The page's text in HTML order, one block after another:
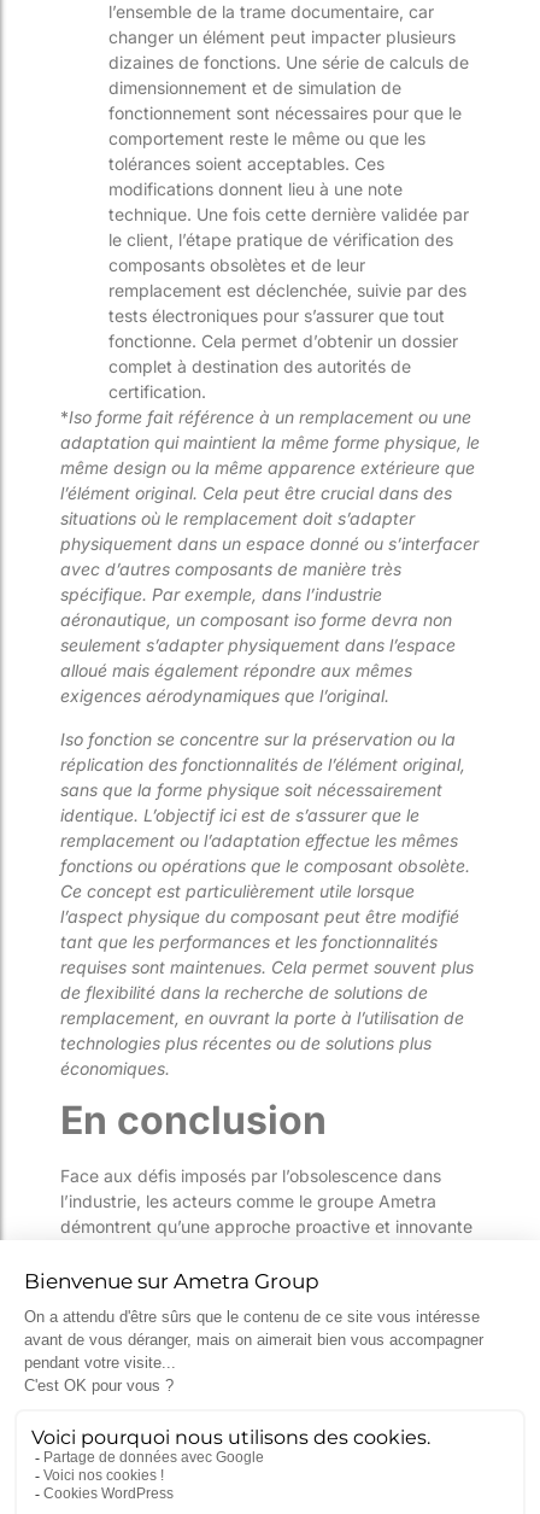
l’ensemble de la trame documentaire, car
changer un élément peut impacter plusieurs
dizaines de fonctions. Une série de calculs de
dimensionnement et de simulation de
fonctionnement sont nécessaires pour que le
comportement reste le même ou que les
tolérances soient acceptables. Ces
modifications donnent lieu à une note
technique. Une fois cette dernière validée par
le client, l’étape pratique de vérification des
composants obsolètes et de leur
remplacement est déclenchée, suivie par des
tests électroniques pour s’assurer que tout
fonctionne. Cela permet d’obtenir un dossier
complet à destination des autorités de
certification.
*Iso forme fait référence à un remplacement ou une
adaptation qui maintient la même forme physique, le
même design ou la même apparence extérieure que
l’élément original. Cela peut être crucial dans des
situations où le remplacement doit s’adapter
physiquement dans un espace donné ou s’interfacer
avec d’autres composants de manière très
spécifique. Par exemple, dans l’industrie
aéronautique, un composant iso forme devra non
seulement s’adapter physiquement dans l’espace
alloué mais également répondre aux mêmes
exigences aérodynamiques que l’original.
Iso fonction se concentre sur la préservation ou la
réplication des fonctionnalités de l’élément original,
sans que la forme physique soit nécessairement
identique. L’objectif ici est de s’assurer que le
remplacement ou l’adaptation effectue les mêmes
fonctions ou opérations que le composant obsolète.
Ce concept est particulièrement utile lorsque
l’aspect physique du composant peut être modifié
tant que les performances et les fonctionnalités
requises sont maintenues. Cela permet souvent plus
de flexibilité dans la recherche de solutions de
remplacement, en ouvrant la porte à l’utilisation de
technologies plus récentes ou de solutions plus
économiques.
En conclusion
Face aux défis imposés par l’obsolescence dans
l’industrie, les acteurs comme le groupe Ametra
démontrent qu’une approche proactive et innovante
garantir la durabilité et l’efficacité des systèmes
En adoptant des stratégies telles que le
remplacement pin-to-pin, la conception de solutions
adaptatives pour intégrer des composants de
de systèmes pour intégrer des avancées
technologiques tout en conservant les certifications
lorsque cela est nécessaire, les industriels peuvent